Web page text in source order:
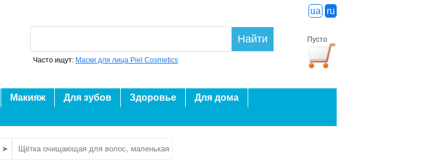
ua ru
Пусто
Найти
Часто ищут: Маски для лица Piel Cosmetics
Макияж Для зубов Здоровье
Для дома
➤ Щётка очищающая для волос, маленькая